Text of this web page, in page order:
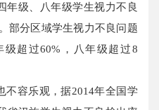
年级、八年级学生视力不良
部分区域学生视力不良问题
超过60%，八年级超过8
容乐观，据2014年全国学